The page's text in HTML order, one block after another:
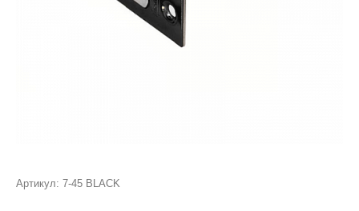
Артикул: 7-45 BLACK